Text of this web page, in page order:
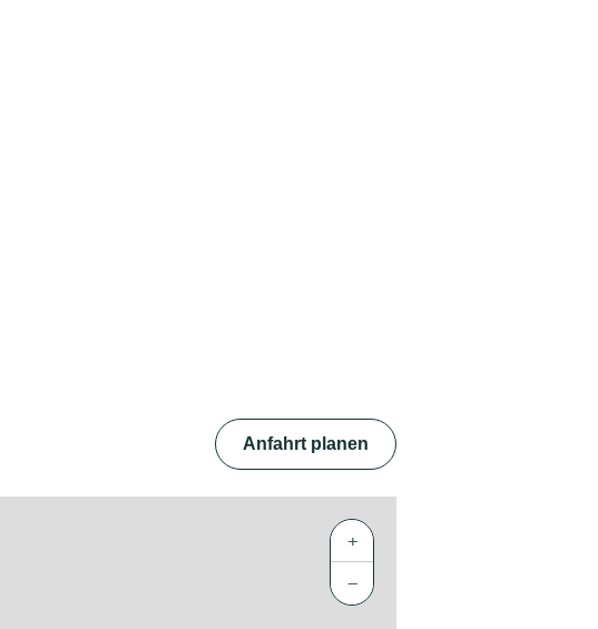
Anfahrt planen
+
−